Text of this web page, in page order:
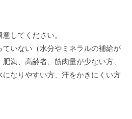
してください。
いない（水分やミネラルの補給が
満、高齢者、筋肉量が少ない方、
なりやすい方、汗をかきにくい方